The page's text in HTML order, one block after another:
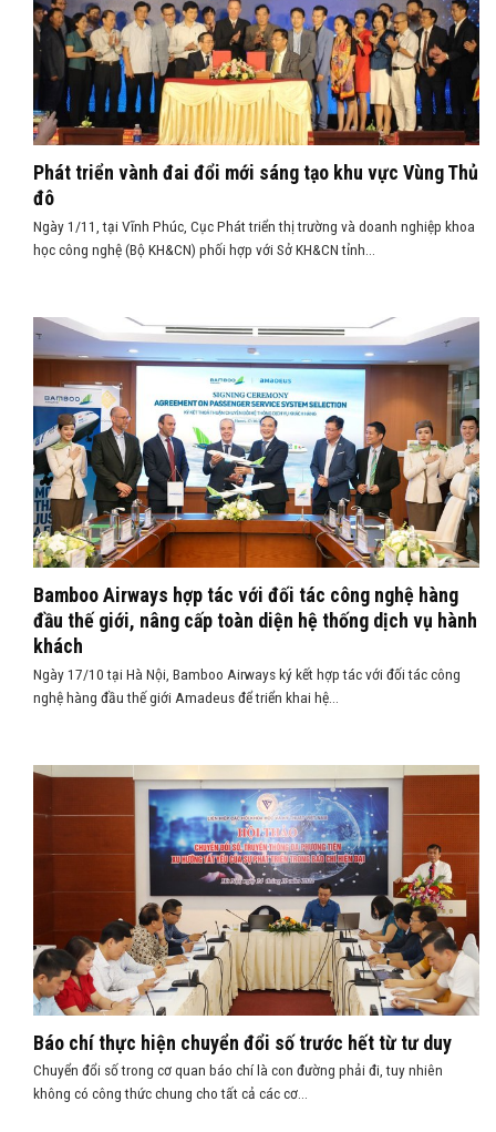
Phát triển vành đai đổi mới sáng tạo khu vực Vùng Thủ
đô
Ngày 1/11, tại Vĩnh Phúc, Cục Phát triển thị trường và doanh nghiệp khoa
học công nghệ (Bộ KH&CN) phối hợp với Sở KH&CN tỉnh...
Bamboo Airways hợp tác với đối tác công nghệ hàng
đầu thế giới, nâng cấp toàn diện hệ thống dịch vụ hành
khách
Ngày 17/10 tại Hà Nội, Bamboo Airways ký kết hợp tác với đối tác công
nghệ hàng đầu thế giới Amadeus để triển khai hệ...
Báo chí thực hiện chuyển đổi số trước hết từ tư duy
Chuyển đổi số trong cơ quan báo chí là con đường phải đi, tuy nhiên
không có công thức chung cho tất cả các cơ...